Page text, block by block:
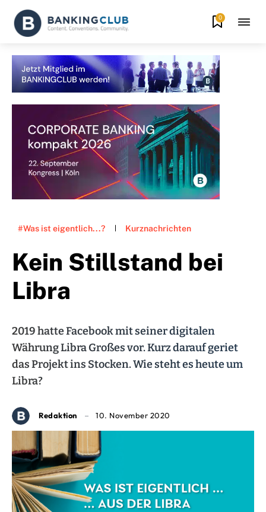
0
#Was ist eigentlich...? Kurznachrichten
Kein Stillstand bei
Libra
2019 hatte Facebook mit seiner digitalen
Währung Libra Großes vor. Kurz darauf geriet
das Projekt ins Stocken. Wie steht es heute um
Libra?
Redaktion 10. November 2020